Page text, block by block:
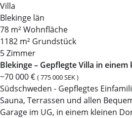
Villa
Blekinge län
78 m² Wohnfläche
1182 m² Grundstück
5 Zimmer
Blekinge – Gepflegte Villa in
~70 000 € ( 775 000 SEK )
Südschweden - Gepflegtes
Sauna, Terrassen und allen
Garage im UG, in einem kleinen